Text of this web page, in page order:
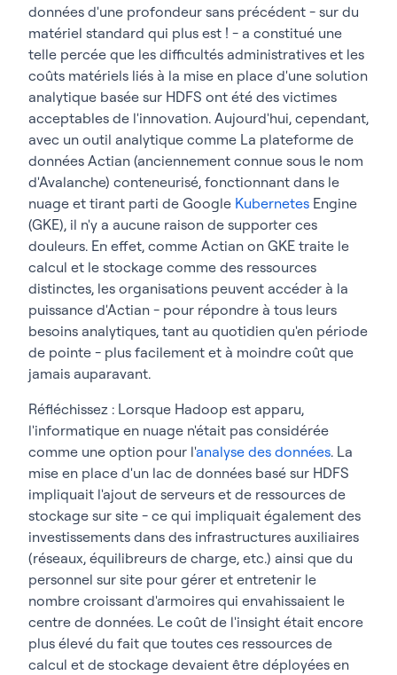
données d'une profondeur sans précédent - sur du
matériel standard qui plus est ! - a constitué une
telle percée que les difficultés administratives et les
coûts matériels liés à la mise en place d'une solution
analytique basée sur HDFS ont été des victimes
acceptables de l'innovation. Aujourd'hui, cependant,
avec un outil analytique comme La plateforme de
données Actian (anciennement connue sous le nom
d'Avalanche) conteneurisé, fonctionnant dans le
nuage et tirant parti de Google Kubernetes Engine
(GKE), il n'y a aucune raison de supporter ces
douleurs. En effet, comme Actian on GKE traite le
calcul et le stockage comme des ressources
distinctes, les organisations peuvent accéder à la
puissance d'Actian - pour répondre à tous leurs
besoins analytiques, tant au quotidien qu'en période
de pointe - plus facilement et à moindre coût que
jamais auparavant.
Réfléchissez : Lorsque Hadoop est apparu,
l'informatique en nuage n'était pas considérée
comme une option pour l'analyse des données. La
mise en place d'un lac de données basé sur HDFS
impliquait l'ajout de serveurs et de ressources de
stockage sur site - ce qui impliquait également des
investissements dans des infrastructures auxiliaires
(réseaux, équilibreurs de charge, etc.) ainsi que du
personnel sur site pour gérer et entretenir le
nombre croissant d'armoires qui envahissaient le
centre de données. Le coût de l'insight était encore
plus élevé du fait que toutes ces ressources de
calcul et de stockage devaient être déployées en